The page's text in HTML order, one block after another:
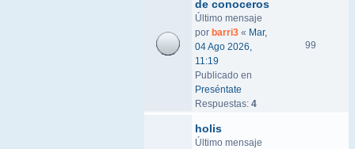
de conoceros
Último mensaje
por barri3 « Mar,
04 Ago 2026,
11:19
Publicado en
Preséntate
Respuestas: 4
99
holis
Último mensaje